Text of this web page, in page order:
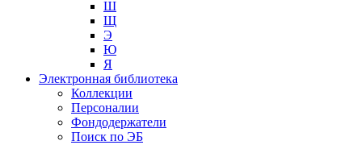
Ш
Щ
Э
Ю
Я
Электронная библиотека
Коллекции
Персоналии
Фондодержатели
Поиск по ЭБ